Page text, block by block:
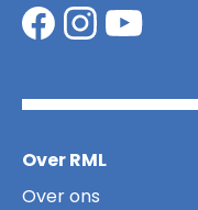
Over RML
Over ons